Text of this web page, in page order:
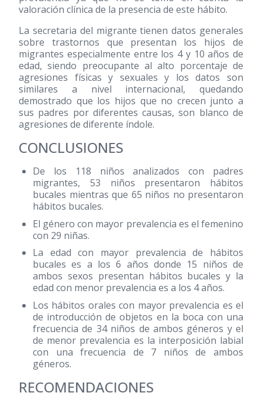
valoración clínica de la presencia de este hábito.
La secretaria del migrante tienen datos generales
sobre trastornos que presentan los hijos de
migrantes especialmente entre los 4 y 10 años de
edad, siendo preocupante al alto porcentaje de
agresiones físicas y sexuales y los datos son
similares a nivel internacional, quedando
demostrado que los hijos que no crecen junto a
sus padres por diferentes causas, son blanco de
agresiones de diferente índole.
CONCLUSIONES
De los 118 niños analizados con padres
migrantes, 53 niños presentaron hábitos
bucales mientras que 65 niños no presentaron
hábitos bucales.
El género con mayor prevalencia es el femenino
con 29 niñas.
La edad con mayor prevalencia de hábitos
bucales es a los 6 años donde 15 niños de
ambos sexos presentan hábitos bucales y la
edad con menor prevalencia es a los 4 años.
Los hábitos orales con mayor prevalencia es el
de introducción de objetos en la boca con una
frecuencia de 34 niños de ambos géneros y el
de menor prevalencia es la interposición labial
con una frecuencia de 7 niños de ambos
géneros.
RECOMENDACIONES